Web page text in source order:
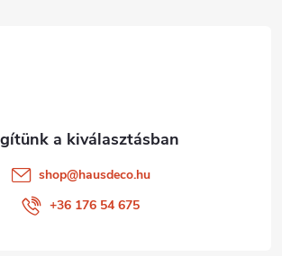
shop@hausdeco.hu
+36 176 54 675